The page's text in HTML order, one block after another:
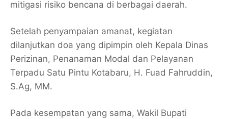
mitigasi risiko bencana di berbagai daerah.
Setelah penyampaian amanat, kegiatan
dilanjutkan doa yang dipimpin oleh Kepala Dinas
Perizinan, Penanaman Modal dan Pelayanan
Terpadu Satu Pintu Kotabaru, H. Fuad Fahruddin,
S.Ag, MM.
Pada kesempatan yang sama, Wakil Bupati